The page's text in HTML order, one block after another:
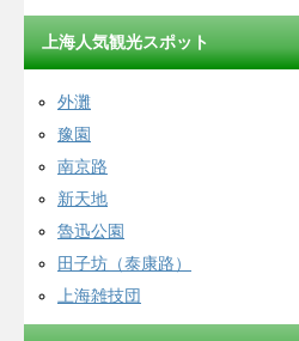
上海人気観光スポット
外灘
豫園
南京路
新天地
魯迅公園
田子坊（泰康路）
上海雑技団